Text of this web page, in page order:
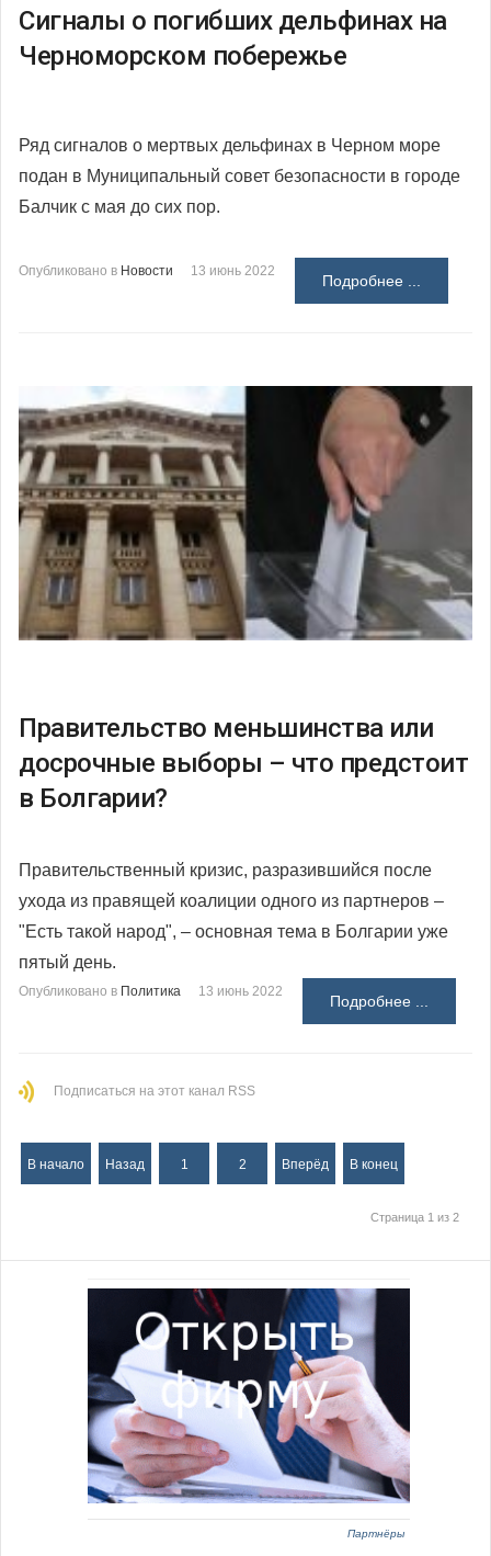
Сигналы о погибших дельфинах на
Черноморском побережье
Ряд сигналов о мертвых дельфинах в Черном море
подан в Муниципальный совет безопасности в городе
Балчик с мая до сих пор.
Опубликовано в Новости 13 июнь 2022
Подробнее ...
Правительство меньшинства или
досрочные выборы – что предстоит
в Болгарии?
Правительственный кризис, разразившийся после
ухода из правящей коалиции одного из партнеров –
"Есть такой народ", – основная тема в Болгарии уже
пятый день.
Опубликовано в Политика 13 июнь 2022
Подробнее ...
Подписаться на этот канал RSS
В начало Назад 1 2 Вперёд В конец
Страница 1 из 2
Партнёры